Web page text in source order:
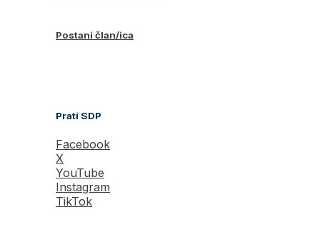
Postani član/ica
Prati SDP
Facebook
X
YouTube
Instagram
TikTok